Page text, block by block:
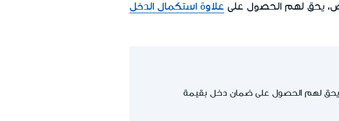
يحق لهم الحصول على علاوة استكمال الدخل
لهم الحصول على ضمان دخل بقيمة